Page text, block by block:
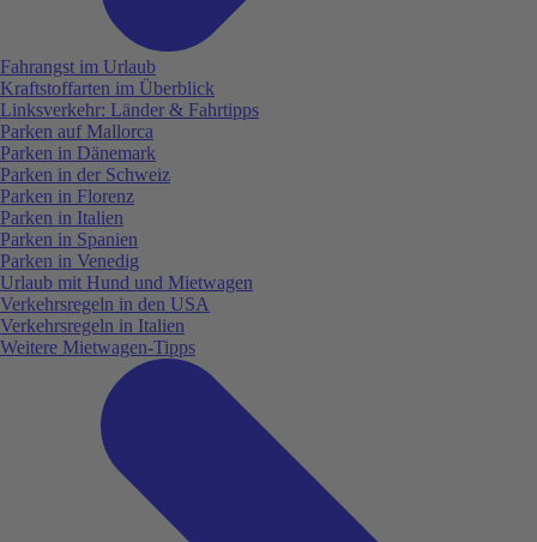
Fahrangst im Urlaub
Kraftstoffarten im Überblick
Linksverkehr: Länder & Fahrtipps
Parken auf Mallorca
Parken in Dänemark
Parken in der Schweiz
Parken in Florenz
Parken in Italien
Parken in Spanien
Parken in Venedig
Urlaub mit Hund und Mietwagen
Verkehrsregeln in den USA
Verkehrsregeln in Italien
Weitere Mietwagen-Tipps